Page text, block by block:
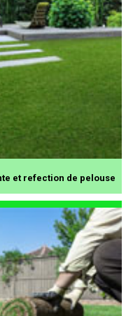
et refection de pelouse